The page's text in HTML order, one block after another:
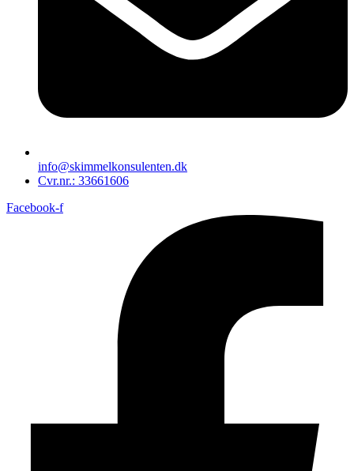
info@skimmelkonsulenten.dk
Cvr.nr.: 33661606
Facebook-f